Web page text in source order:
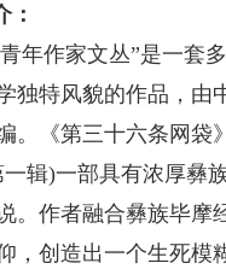
：
年作家文丛”是一套
独特风貌的作品，由
。《第三十六条网袋
一辑)一部具有浓厚彝
。作者融合彝族毕摩
，创造出一个生死模